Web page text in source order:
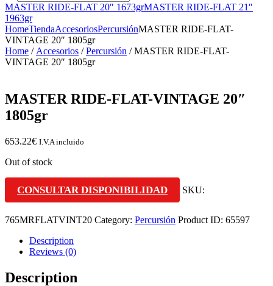
MASTER RIDE-FLAT 20″ 1673grMASTER RIDE-FLAT 21″
1963gr
HomeTiendaAccesoriosPercursiónMASTER RIDE-FLAT-
VINTAGE 20″ 1805gr
Home / Accesorios /Percursión / MASTER RIDE-FLAT-
VINTAGE 20″ 1805gr
MASTER RIDE-FLAT-VINTAGE 20″
1805gr
653.22€ I.V.A incluido
Out of stock
CONSULTAR DISPONIBILIDAD SKU:
765MRFLATVINT20 Category: Percursión Product ID: 65597
Description
Reviews (0)
Description